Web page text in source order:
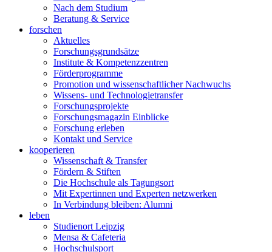
Nach dem Studium
Beratung & Service
forschen
Aktuelles
Forschungsgrundsätze
Institute & Kompetenzzentren
Förderprogramme
Promotion und wissenschaftlicher Nachwuchs
Wissens- und Technologietransfer
Forschungsprojekte
Forschungsmagazin Einblicke
Forschung erleben
Kontakt und Service
kooperieren
Wissenschaft & Transfer
Fördern & Stiften
Die Hochschule als Tagungsort
Mit Expertinnen und Experten netzwerken
In Verbindung bleiben: Alumni
leben
Studienort Leipzig
Mensa & Cafeteria
Hochschulsport